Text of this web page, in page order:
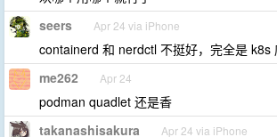
seers Apr 24 via iPhone
containerd 和 nerdctl 不挺好，完全是 k8s
me262 Apr 24
podman quadlet 还是香
takanashisakura Apr 24 via iPhone